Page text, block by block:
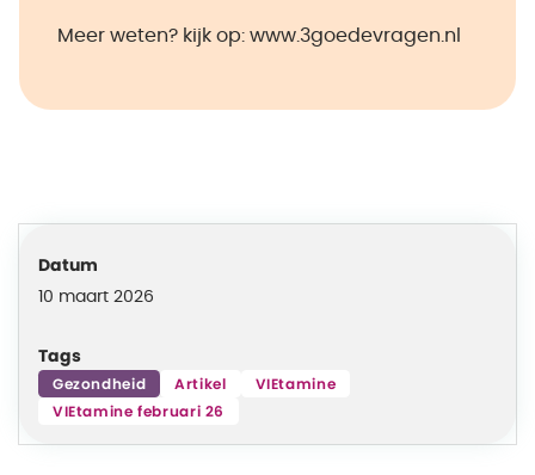
Meer weten? kijk op: www.3goedevragen.nl
Datum
10 maart 2026
Tags
Gezondheid Artikel
VIEtamine
VIEtamine februari 26